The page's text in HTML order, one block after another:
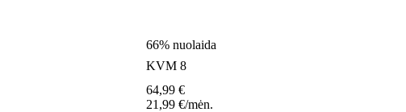
66% nuolaida
KVM 8
64,99 €
21,99 €/mėn.